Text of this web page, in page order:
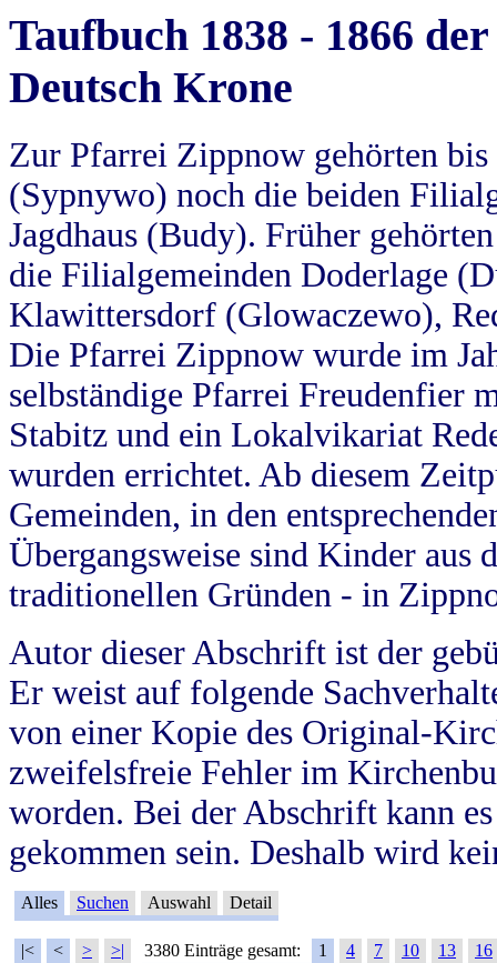
Taufbuch 1838 - 1866
Deutsch Krone
Zur Pfarrei Zippnow gehörten
(Sypnywo) noch die beiden
Jagdhaus (Budy). Früher
die Filialgemeinden Doderlage
Klawittersdorf (Glowaczewo),
Die Pfarrei Zippnow wurde im
selbständige Pfarrei Freudenfier
Stabitz und ein Lokalvikariat
wurden errichtet. Ab diesem
Gemeinden, in den
Übergangsweise sind Kinder aus
traditionellen Gründen - in
Autor dieser Abschrift ist der
Er weist auf folgende
von einer Kopie des Original-
zweifelsfreie Fehler im
worden. Bei der Abschrift kann
gekommen sein. Deshalb wird
Alles Suchen Auswahl Detail
|< < > >| 3380 Einträge gesamt: 1 4 7 10 13
16